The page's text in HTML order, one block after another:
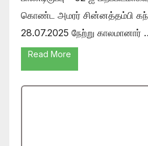
கொண்ட அமரர் சின்னத்தம்பி
28.07.2025 நேற்று காலமானார்
Read More